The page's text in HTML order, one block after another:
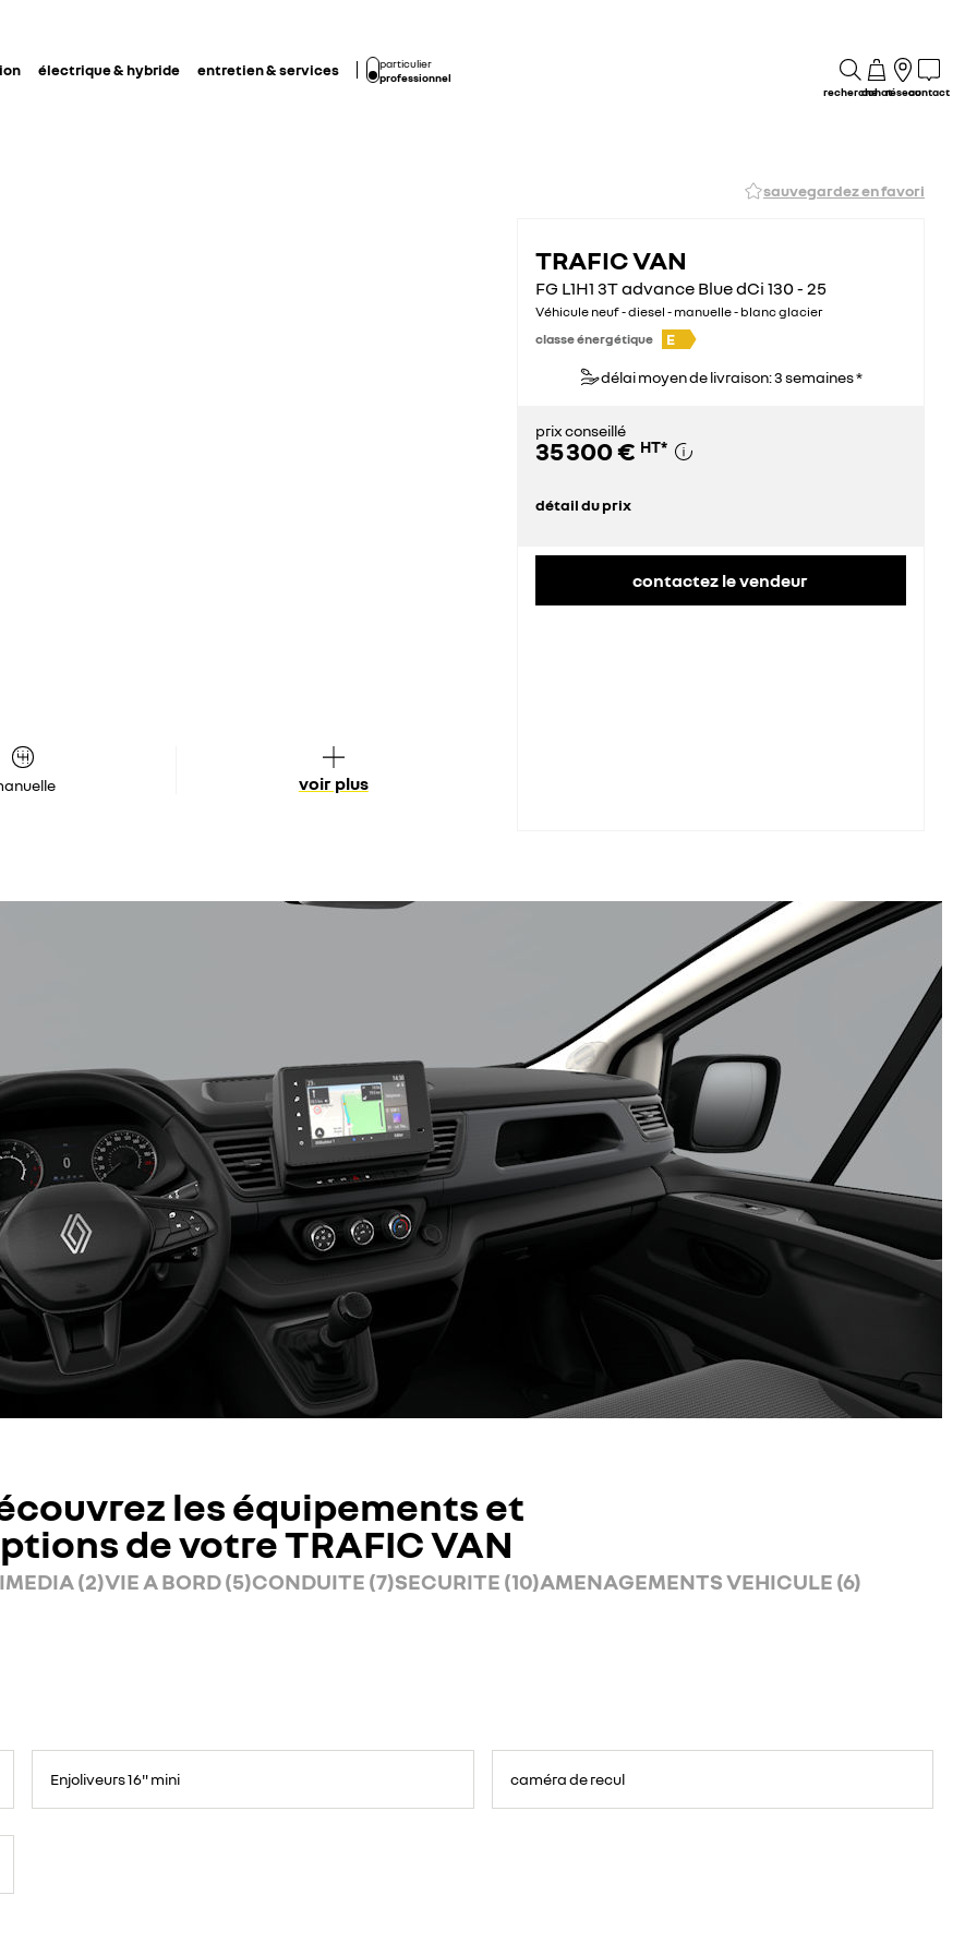
électrique & hybride entretien & services
particulier
professionnel
rechercheachatréseaucontact
sauvegardez en favori
voir plus
TRAFIC VAN
FG L1H1 3T advance Blue dCi 130 - 25
Véhicule neuf - diesel - manuelle - blanc glacier
classe énergétique
E
délai moyen de livraison: 3 semaines *
prix conseillé
35 300 € HT*
détail du prix
contactez le vendeur
les équipements et
de votre TRAFIC VAN
(2)VIE A BORD (5)CONDUITE (7)SECURITE (10)AMENAGEMENTS VEHICULE (6)
Enjoliveurs 16" mini caméra de recul